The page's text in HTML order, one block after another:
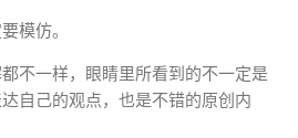
模仿。
不一样，眼睛里所看到的不一定是
自己的观点，也是不错的原创内